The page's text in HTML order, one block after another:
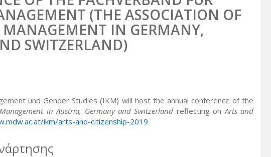
(THE ASSOCIATION OF
MANAGEMENT IN GERMANY,
SWITZERLAND)
und Gender Studies (IKM) will host the annual conference of the
in Austria, Germany and Switzerland reflecting on Arts and
ikm/arts-and-citizenship-2019